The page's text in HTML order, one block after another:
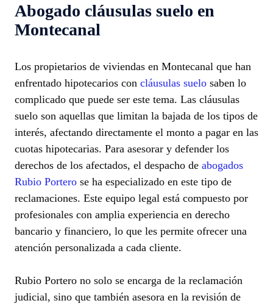
Abogado cláusulas suelo en
Montecanal
Los propietarios de viviendas en Montecanal que han
enfrentado hipotecarios con cláusulas suelo saben lo
complicado que puede ser este tema. Las cláusulas
suelo son aquellas que limitan la bajada de los tipos de
interés, afectando directamente el monto a pagar en las
cuotas hipotecarias. Para asesorar y defender los
derechos de los afectados, el despacho de abogados
Rubio Portero se ha especializado en este tipo de
reclamaciones. Este equipo legal está compuesto por
profesionales con amplia experiencia en derecho
bancario y financiero, lo que les permite ofrecer una
atención personalizada a cada cliente.
Rubio Portero no solo se encarga de la reclamación
judicial, sino que también asesora en la revisión de